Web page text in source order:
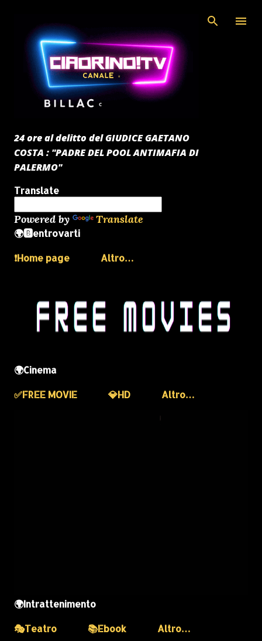
24 ore al delitto del GIUDICE GAETANO
COSTA : "PADRE DEL POOL ANTIMAFIA DI
PALERMO"
Translate
Powered by Translate
🌍🅱️entrovarti
❗️Home page
Altro…
🌍Cinema
✅️FREE MOVIE
💎HD Altro…
🌍Intrattenimento
🎭Teatro
📚Ebook Altro…